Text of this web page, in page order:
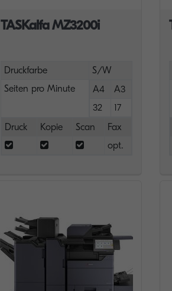
TASKalfa MZ3200i
Druckfarbe
S/W
Seiten pro Minute
A4
A3
32
17
Druck
Kopie Scan
Fax
opt.